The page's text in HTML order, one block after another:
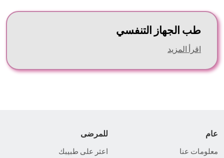
طب الجهاز التنفسي
اقرأ المزيد
عام
معلومات عنا
للمرضى
اعثر على طبيبك